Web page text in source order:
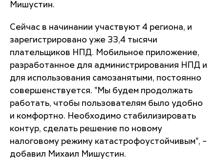
Мишустин.
Сейчас в начинании участвуют 4 региона, и
зарегистрировано уже 33,4 тысячи
плательщиков НПД. Мобильное приложение,
разработанное для администрирования НПД и
для использования самозанятыми, постоянно
совершенствуется. "Мы будем продолжать
работать, чтобы пользователям было удобно
и комфортно. Необходимо стабилизировать
контур, сделать решение по новому
налоговому режиму катастрофоустойчивым", –
добавил Михаил Мишустин.